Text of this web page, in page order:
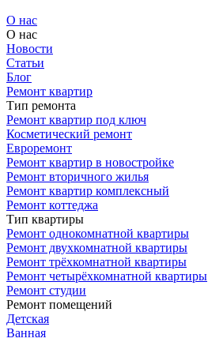
О нас
О нас
Новости
Статьи
Блог
Ремонт квартир
Тип ремонта
Ремонт квартир под ключ
Косметический ремонт
Евроремонт
Ремонт квартир в новостройке
Ремонт вторичного жилья
Ремонт квартир комплексный
Ремонт коттеджа
Тип квартиры
Ремонт однокомнатной квартиры
Ремонт двухкомнатной квартиры
Ремонт трёхкомнатной квартиры
Ремонт четырёхкомнатной квартиры
Ремонт студии
Ремонт помещений
Детская
Ванная